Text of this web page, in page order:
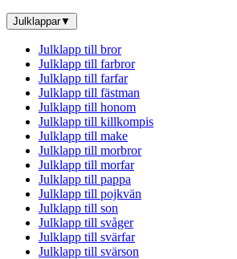
Julklappar▼
Julklapp till bror
Julklapp till farbror
Julklapp till farfar
Julklapp till fästman
Julklapp till honom
Julklapp till killkompis
Julklapp till make
Julklapp till morbror
Julklapp till morfar
Julklapp till pappa
Julklapp till pojkvän
Julklapp till son
Julklapp till svåger
Julklapp till svärfar
Julklapp till svärson